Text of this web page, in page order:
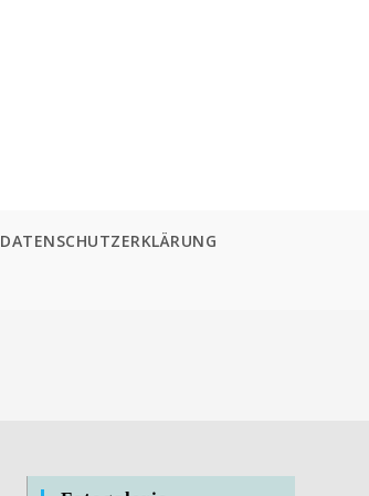
DATENSCHUTZERKLÄRUNG